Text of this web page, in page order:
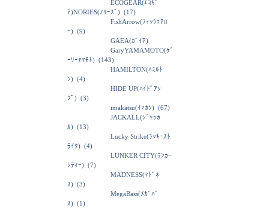
ECOGEAR(ｴｺｷﾞ
ｱ)NORIES(ﾉﾘｰｽﾞ) (17)
FishArrow(ﾌｨｯｼｭｱﾛ
ｰ) (9)
GAEA(ｶﾞｲｱ)
GaryYAMAMOTO(ｹﾞ
ｰﾘｰﾔﾏﾓﾄ) (143)
HAMILTON(ﾊﾐﾙﾄ
ﾝ) (4)
HIDE UP(ﾊｲﾄﾞｱｯ
ﾌﾟ) (3)
imakatsu(ｲﾏｶﾂ) (67)
JACKALL(ｼﾞｬｯｶ
ﾙ) (13)
Lucky Strike(ﾗｯｷｰｽﾄ
ﾗｲｸ) (4)
LUNKER CITY(ﾗﾝｶｰ
ｼﾃｨｰ) (7)
MADNESS(ﾏﾄﾞﾈ
ｽ) (3)
MegaBass(ﾒｶﾞﾊﾞ
ｽ) (1)